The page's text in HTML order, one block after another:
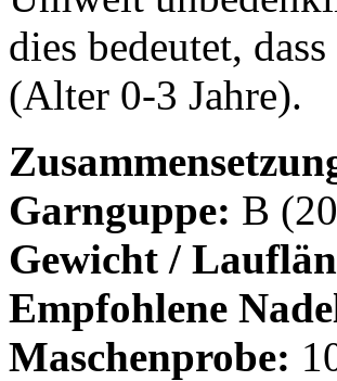
dies bedeutet,
(Alter 0-3 Jahre).
Garnguppe: B
Gewicht /
Empfohlene
Maschenprobe: